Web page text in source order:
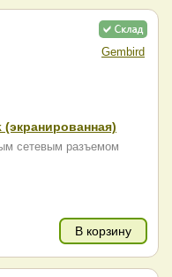
Gembird
(экранированная)
сетевым разъемом
В корзину